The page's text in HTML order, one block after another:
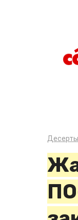
Десерты